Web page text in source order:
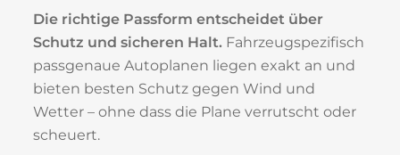
Die richtige Passform entscheidet über
Schutz und sicheren Halt. Fahrzeugspezifisch
passgenaue Autoplanen liegen exakt an und
bieten besten Schutz gegen Wind und
Wetter – ohne dass die Plane verrutscht oder
scheuert.